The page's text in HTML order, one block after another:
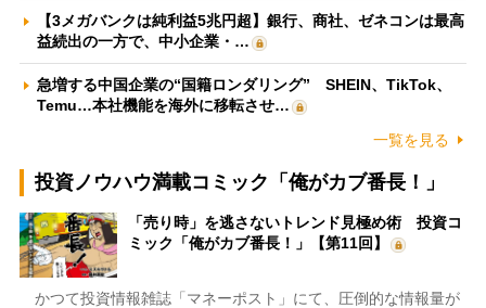
【3メガバンクは純利益5兆円超】銀行、商社、ゼネコンは最高
益続出の一方で、中小企業・…
急増する中国企業の“国籍ロンダリング” SHEIN、TikTok、
Temu…本社機能を海外に移転させ…
一覧を見る
投資ノウハウ満載コミック「俺がカブ番長！」
「売り時」を逃さないトレンド見極め術 投資コ
ミック「俺がカブ番長！」【第11回】
かつて投資情報雑誌「マネーポスト」にて、圧倒的な情報量が